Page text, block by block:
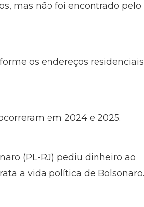
mas não foi encontrado pelo
os endereços residenciais
em 2024 e 2025.
(PL-RJ) pediu dinheiro ao
a vida política de Bolsonaro.